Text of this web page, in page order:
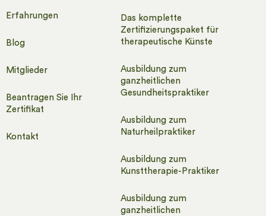
Erfahrungen
Blog
Mitglieder
Beantragen Sie Ihr
Zertifikat
Kontakt
Das komplette
Zertifizierungspaket für
therapeutische Künste
Ausbildung zum
ganzheitlichen
Gesundheitspraktiker
Ausbildung zum
Naturheilpraktiker
Ausbildung zum
Kunsttherapie-Praktiker​
Ausbildung zum
ganzheitlichen